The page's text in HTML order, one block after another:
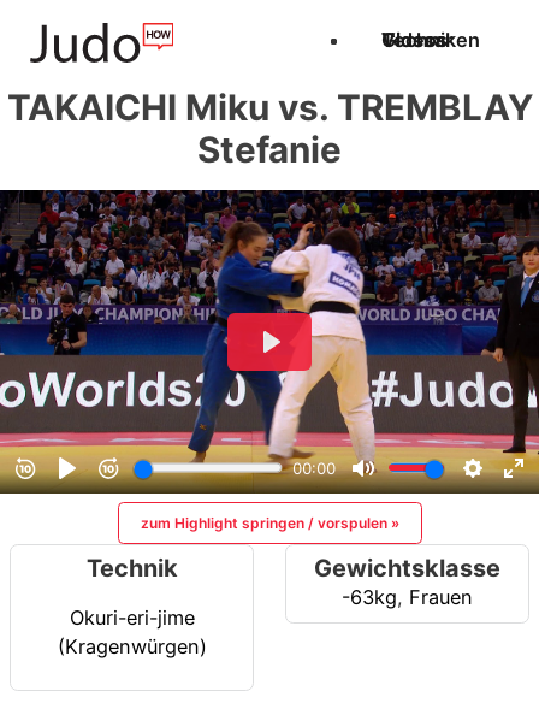
Techniken
Videos
Glossar
TAKAICHI Miku vs. TREMBLAY
Stefanie
zum Highlight springen / vorspulen »
Technik
Okuri-eri-jime
(Kragenwürgen)
Gewichtsklasse
-63kg, Frauen